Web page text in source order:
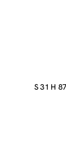
S 31 H